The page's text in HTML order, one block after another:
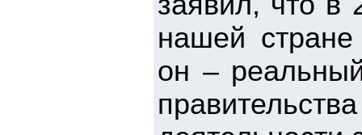
нашей стране
он –